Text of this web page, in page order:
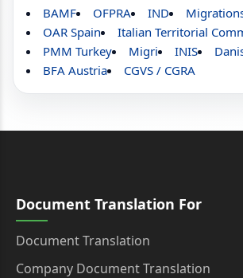
BAMF
OFPRA IND
OAR Spain
Italian Territorial
PMM Turkey
Migri INIS
BFA Austria
CGVS / CGRA
Document Translation For
Document Translation
Company Document Translation